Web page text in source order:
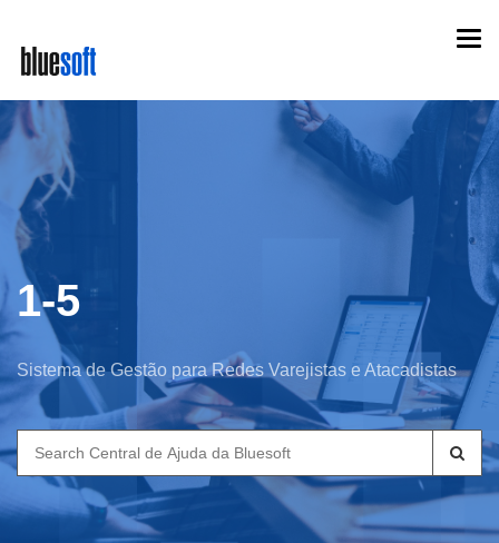
main
content
1-5
Sistema de Gestão para Redes Varejistas e Atacadistas
Search
for: